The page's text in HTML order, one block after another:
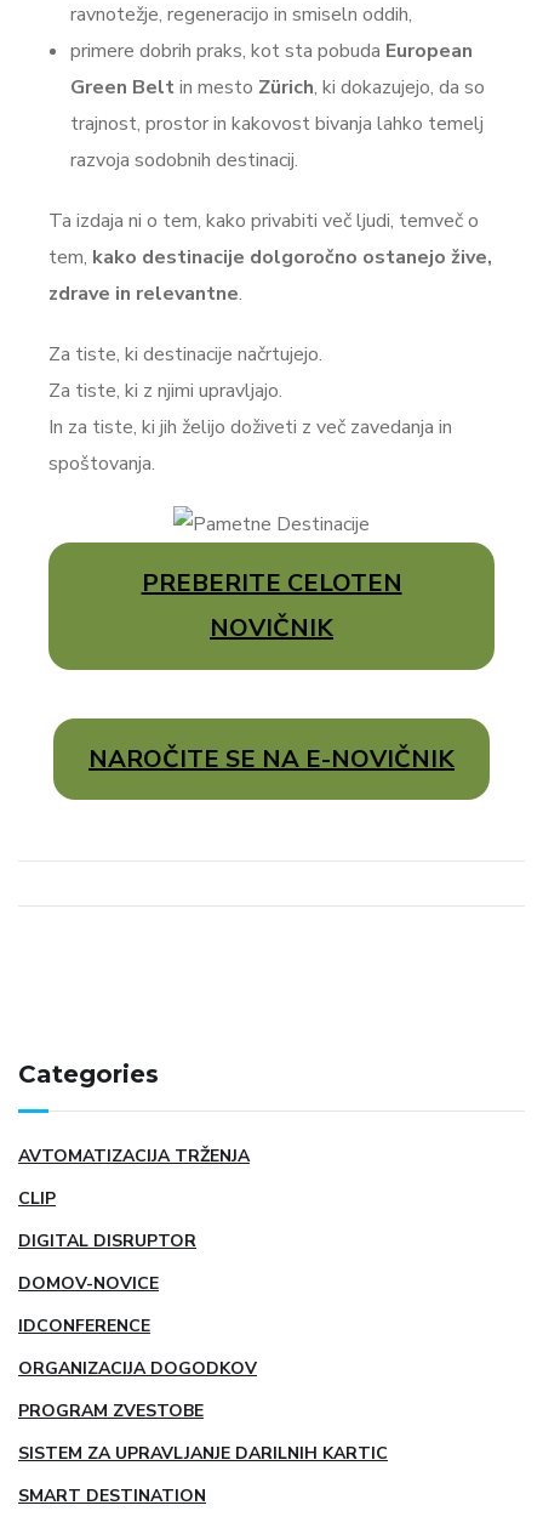
ravnotežje, regeneracijo in smiseln oddih,
primere dobrih praks, kot sta pobuda European
Green Beltin mesto Zürich, ki dokazujejo, da so
trajnost, prostor in kakovost bivanja lahko temelj
razvoja sodobnih destinacij.
Ta izdaja ni o tem, kako privabiti več ljudi, temveč o
tem, kako destinacije dolgoročno ostanejo žive,
zdrave in relevantne.
Za tiste, ki destinacije načrtujejo.
Za tiste, ki z njimi upravljajo.
In za tiste, ki jih želijo doživeti z več zavedanja in
spoštovanja.
PREBERITE CELOTEN
NOVIČNIK
NAROČITE SE NA E-NOVIČNIK
Categories
AVTOMATIZACIJA TRŽENJA
CLIP
DIGITAL DISRUPTOR
DOMOV-NOVICE
IDCONFERENCE
ORGANIZACIJA DOGODKOV
PROGRAM ZVESTOBE
SISTEM ZA UPRAVLJANJE DARILNIH KARTIC
SMART DESTINATION